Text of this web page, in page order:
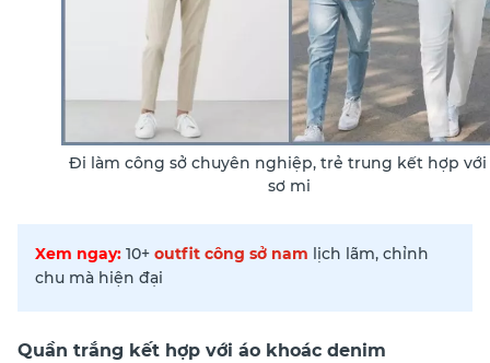
Đi làm công sở chuyên nghiệp, trẻ trung kết hợp với
sơ mi
Xem ngay: 10+ outfit công sở nam lịch lãm, chỉnh
chu mà hiện đại
Quần trắng kết hợp với áo khoác denim